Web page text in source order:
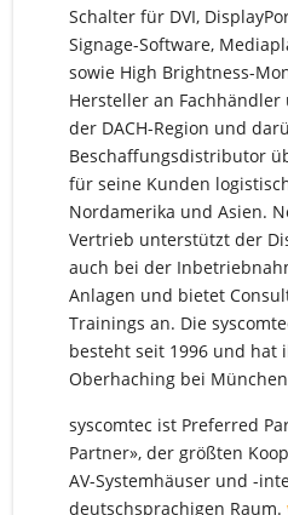
Schalter für DVI,
Signage-Software,
sowie High Brightness-
Hersteller an
der DACH-Region und
Beschaffungsdistributor
für seine Kunden
Nordamerika und Asien.
Vertrieb unterstützt der
auch bei der
Anlagen und bietet
Trainings an. Die
besteht seit 1996 und hat
Oberhaching bei
syscomtec ist Preferred
Partner», der größten
AV-Systemhäuser und -
deutschsprachigen Raum.